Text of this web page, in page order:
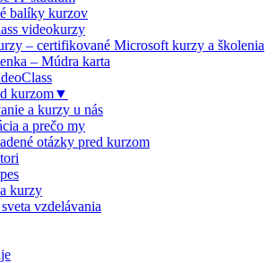
balíky kurzov
videokurzy
– certifikované Microsoft kurzy a školenia
– Múdra karta
kurzom▼
a kurzy u nás
a prečo my
otázky pred kurzom
kurzy
vzdelávania